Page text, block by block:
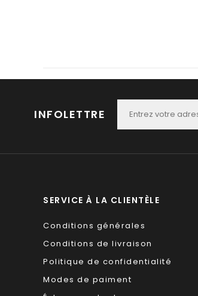
INFOLETTRE
SERVICE À LA CLIENTÈLE
Conditions générales
Conditions de livraison
Politique de confidentialité
Modes de paiment